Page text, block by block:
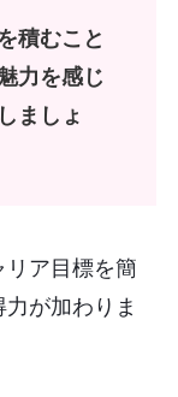
積むこと
力を感じ
ましょ
リア目標を簡
が加わりま